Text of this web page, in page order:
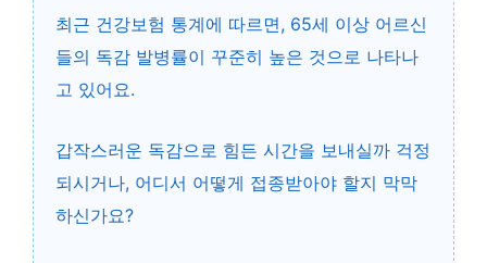
최근 건강보험 통계에 따르면, 65세 이상 어르신
들의 독감 발병률이 꾸준히 높은 것으로 나타나
고 있어요.
갑작스러운 독감으로 힘든 시간을 보내실까 걱정
되시거나, 어디서 어떻게 접종받아야 할지 막막
하신가요?